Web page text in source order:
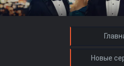
Новые